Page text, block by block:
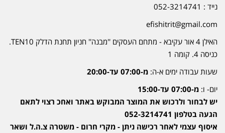
נייד : 052-3214741
efishitrit@gmail.com
האילן 4 אור עקיבא - מתחם העסקים ''מבנה'' חניון תחנת הדלק TEN10.
כניסה 4. קומה 1
שעות עבודה ימים א-ה: מ-07:00 עד-20:00
יום- ו: מ-07:00 עד-15:00
יש לבחור ולרכוש את המוצר המבוקש באתר ואחכ רצוי לתאם
הגעה בטלפון 052-3214741
איסוף עצמי לאחר רכישה ניתן - מקרי חרום - משטרה צ.ה.ל ושאר